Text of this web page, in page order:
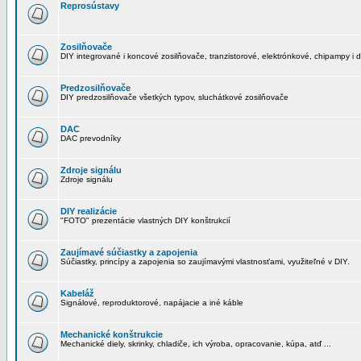
Reprosústavy
Zosilňovače
DIY integrované i koncové zosilňovače, tranzistorové, elektrónkové, chipampy i
Predzosilňovače
DIY predzosilňovače všetkých typov, sluchátkové zosilňovače
DAC
DAC prevodníky
Zdroje signálu
Zdroje signálu
DIY realizácie
"FOTO" prezentácie vlastných DIY konštrukcií
Zaujímavé súčiastky a zapojenia
Súčiastky, princípy a zapojenia so zaujímavými vlastnosťami, využiteľné v DIY.
Kabeláž
Signálové, reproduktorové, napájacie a iné káble
Mechanické konštrukcie
Mechanické diely, skrinky, chladiče, ich výroba, opracovanie, kúpa, atď ...